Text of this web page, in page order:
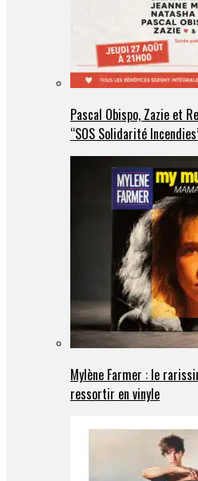
Pascal Obispo, Zazie et
“SOS Solidarité
Mylène Farmer : le
ressortir en vinyle